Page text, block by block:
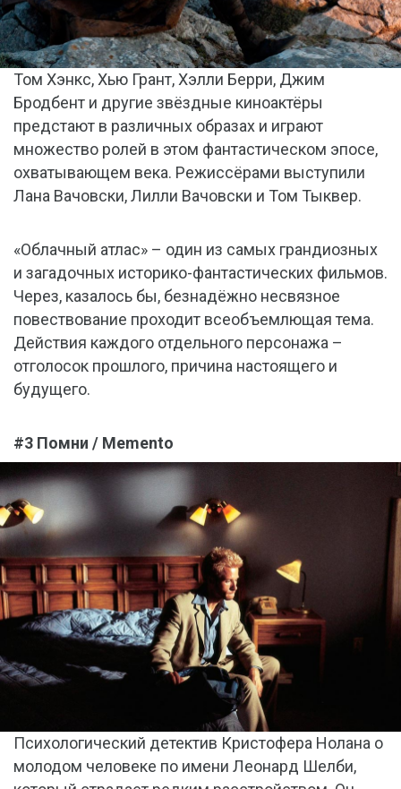
Том Хэнкс, Хью Грант, Хэлли Берри, Джим
Бродбент и другие звёздные киноактёры
предстают в различных образах и играют
множество ролей в этом фантастическом эпосе,
охватывающем века. Режиссёрами выступили
Лана Вачовски, Лилли Вачовски и Том Тыквер.
«Облачный атлас» – один из самых грандиозных
и загадочных историко-фантастических фильмов.
Через, казалось бы, безнадёжно несвязное
повествование проходит всеобъемлющая тема.
Действия каждого отдельного персонажа –
отголосок прошлого, причина настоящего и
будущего.
#3 Помни / Memento
Психологический детектив Кристофера Нолана о
молодом человеке по имени Леонард Шелби,